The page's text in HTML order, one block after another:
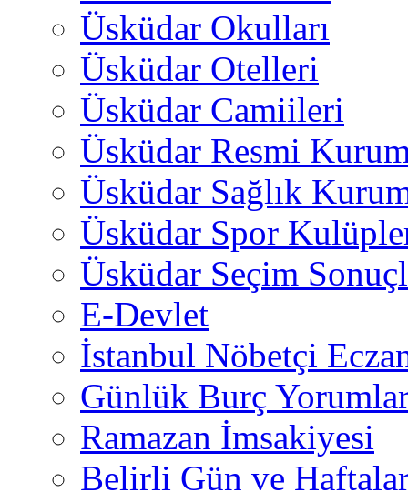
Üsküdar Okulları
Üsküdar Otelleri
Üsküdar Camiileri
Üsküdar Resmi
Üsküdar Sağlık
Üsküdar Spor
Üsküdar Seçim
E-Devlet
İstanbul Nöbetçi
Günlük Burç
Ramazan İmsakiyesi
Belirli Gün ve